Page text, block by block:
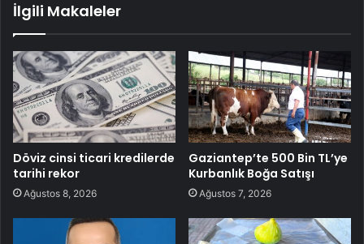
İlgili Makaleler
Döviz cinsi ticari kredilerde
tarihi rekor
Ağustos 8, 2026
Gaziantep’te 500 Bin TL’ye
Kurbanlık Boğa Satışı
Ağustos 7, 2026